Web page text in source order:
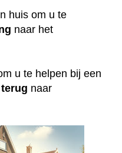
huis om u te
naar het
u te helpen bij een
terug naar